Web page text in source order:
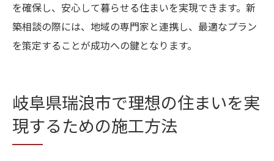
を確保し、安心して暮らせる住まいを実現できます。新
築相談の際には、地域の専門家と連携し、最適なプラン
を策定することが成功への鍵となります。
岐阜県瑞浪市で理想の住まいを実
現するための施工方法